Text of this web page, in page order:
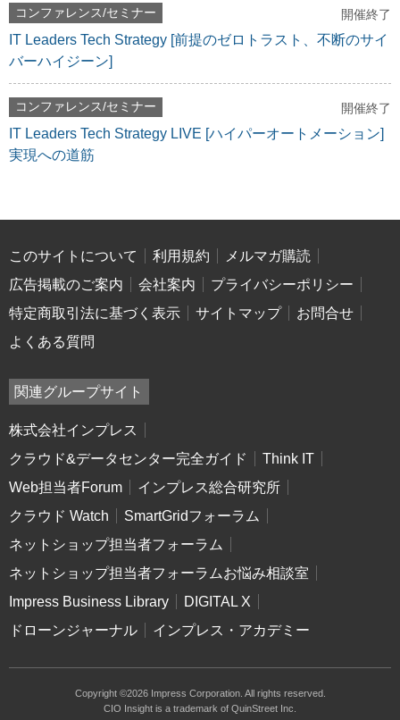
コンファレンス/セミナー 開催終了
IT Leaders Tech Strategy [前提のゼロトラスト、不断のサイ
バーハイジーン]
コンファレンス/セミナー 開催終了
IT Leaders Tech Strategy LIVE [ハイパーオートメーション]
実現への道筋
このサイトについて 利用規約
メルマガ購読
広告掲載のご案内
会社案内
プライバシーポリシー
特定商取引法に基づく表示
サイトマップ
お問合せ
よくある質問
関連グループサイト
株式会社インプレス
クラウド&データセンター完全ガイド
Think IT
Web担当者Forum
インプレス総合研究所
クラウド Watch
SmartGridフォーラム
ネットショップ担当者フォーラム
ネットショップ担当者フォーラムお悩み相談室
Impress Business Library
DIGITAL X
ドローンジャーナル
インプレス・アカデミー
Copyright ©2026 Impress Corporation. All rights reserved.
CIO Insight is a trademark of QuinStreet Inc.